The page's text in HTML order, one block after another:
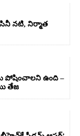
నటి, నిర్మాత
పోషించాలని ఉంది –
తేజ